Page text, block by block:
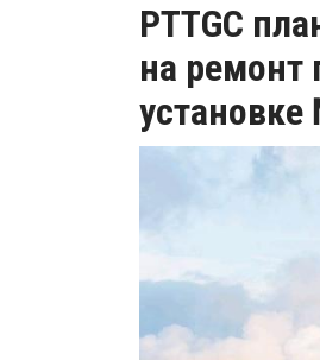
PTTGC
на ремонт